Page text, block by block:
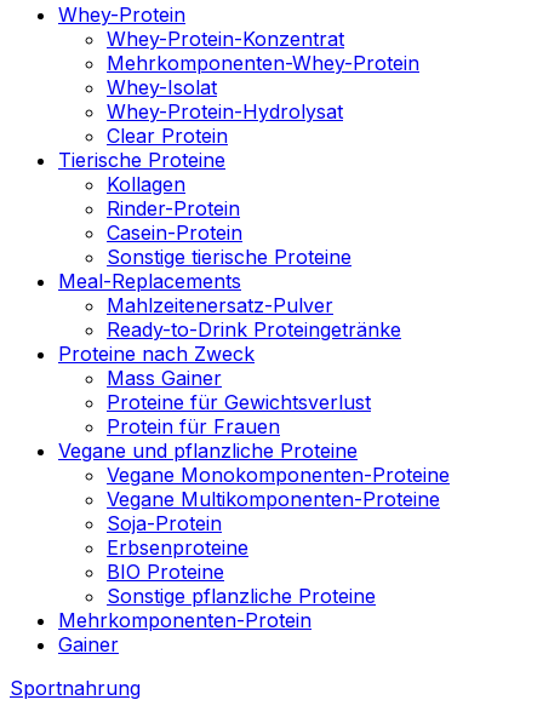
Whey-Protein
Whey-Protein-Konzentrat
Mehrkomponenten-Whey-Protein
Whey-Isolat
Whey-Protein-Hydrolysat
Clear Protein
Tierische Proteine
Kollagen
Rinder-Protein
Casein-Protein
Sonstige tierische Proteine
Meal-Replacements
Mahlzeitenersatz-Pulver
Ready-to-Drink Proteingetränke
Proteine nach Zweck
Mass Gainer
Proteine für Gewichtsverlust
Protein für Frauen
Vegane und pflanzliche Proteine
Vegane Monokomponenten-Proteine
Vegane Multikomponenten-Proteine
Soja-Protein
Erbsenproteine
BIO Proteine
Sonstige pflanzliche Proteine
Mehrkomponenten-Protein
Gainer
Sportnahrung